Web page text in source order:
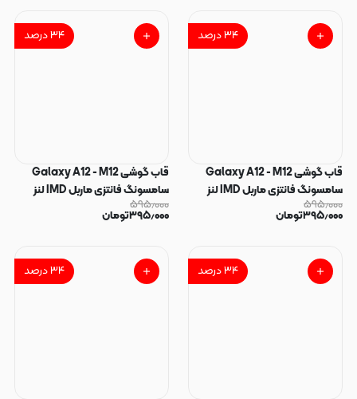
۳۴درصد
قاب گوشی Galaxy A12 - M12
سامسونگ فانتزی ماربل IMD لنز
نگین دار دور مات دکمه کرومی طرح
پاپیون کیوت کد 166145
۵۹۵٫۰۰۰
۳۹۵٫۰۰۰تومان
۳۴درصد
قاب گوشی Galaxy A12 - M12
سامسونگ فانتزی ماربل IMD لنز
نگین دار دور مات دکمه کرومی طرح
پاپیون کیوت کد 166144
۵۹۵٫۰۰۰
۳۹۵٫۰۰۰تومان
۳۴درصد ۳۴درصد